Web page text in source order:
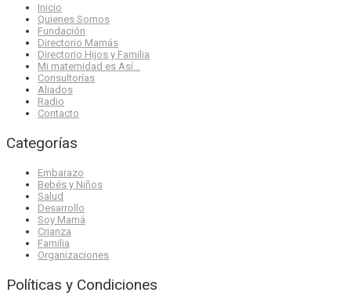
Inicio
Quienes Somos
Fundación
Directorio Mamás
Directorio Hijos y Familia
Mi maternidad es Así…
Consultorías
Aliados
Radio
Contacto
Categorías
Embarazo
Bebés y Niños
Salud
Desarrollo
Soy Mamá
Crianza
Familia
Organizaciones
Políticas y Condiciones